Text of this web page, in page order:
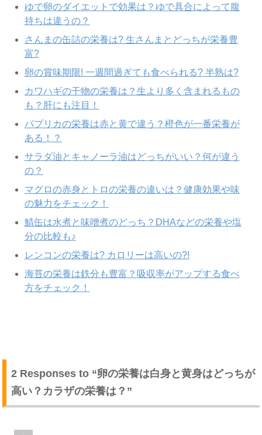
ゆで卵のダイエットで効果は？ゆで具合によって腹
持ちは違うの？
さんまの缶詰の栄養は? 生さんまとどっちが栄養豊
富?
卵の賞味期限! 一週間過ぎても食べられる? 半熟は?
カワハギの干物の栄養は？生より多く含まれるもの
も？肝にも注目！
パプリカの栄養は赤と黄で違う？橙色が一番栄養が
ある！？
サラダ油とキャノーラ油はどっちがいい？何が違う
の？
マグロの赤身とトロの栄養の違いは？健康効果や味
の魅力をチェック！
鯖缶は水煮と味噌煮のどっち？DHAなどの栄養や塩
分の比較も♪
レンコンの栄養は? カロリーは高いの?!
海苔の栄養は鉄分も豊富？吸収率がアップする食べ
方をチェック！
2 Responses to “卵の栄養は白身と黄身はどっちが
高い？カラザの栄養は？”